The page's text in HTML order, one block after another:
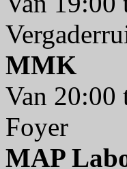
MMK
Van 20:00
Foyer
MAP